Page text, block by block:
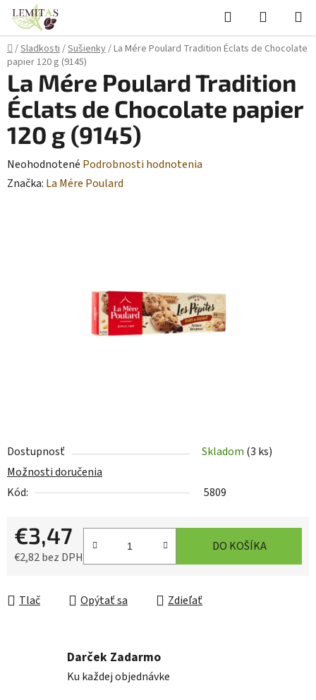
Prejsť
obsah
Hľadať
KOŠÍK
Domov
/Sladkosti/Sušienky/La Mére Poulard Tradition Éclats de Chocolate
papier 120 g (9145)
Dostupnosť Skladom (3 ks)
Možnosti doručenia
Kód:
5809
€3,47
€2,82 bez DPH
DO KOŠÍKA
Tlač Opýtať sa Zdieľať
La Mére Poulard Tradition
Éclats de Chocolate papier
120 g (9145)
Priemerné
hodnotenie
Neohodnotené Podrobnosti hodnotenia
Značka: La Mére Poulard
Darček Zadarmo
Ku každej objednávke